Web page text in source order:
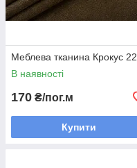
Меблева тканина Крокус 22
В наявності
170 ₴/пог.м
Купити